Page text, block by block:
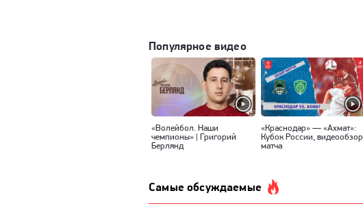
Популярное видео
«Волейбол. Наши
чемпионы» | Григорий
Берлянд
«Краснодар» — «Ахмат»:
Кубок России, видеообзор
матча
Самые обсуждаемые